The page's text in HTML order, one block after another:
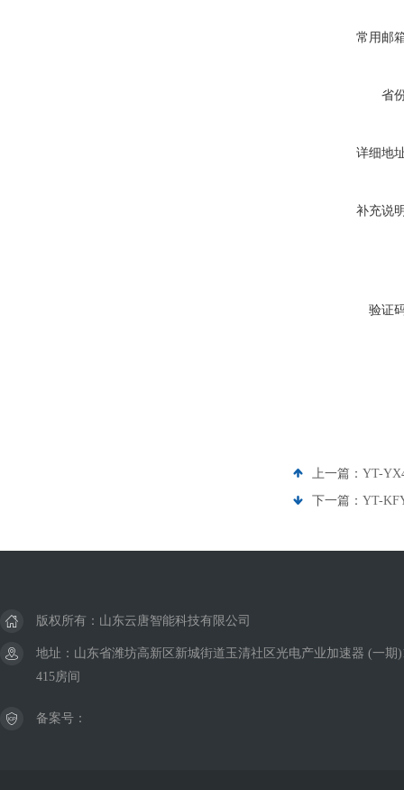
常用邮
省
详细地
补充说
验证
上一篇： YT-
下一篇： YT-
版权所有：山东云唐智能科技有限公司
地址：山东省潍坊高新区新城街道玉清社区光电产业加速器 (一期
415房间
备案号：